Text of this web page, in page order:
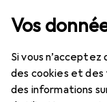
Vos
Si vous
des cookies et
des informations
Porte-cartes